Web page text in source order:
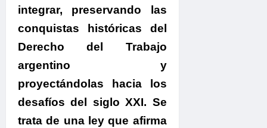
integrar, preservando las
conquistas históricas del
Derecho del Trabajo
argentino y
proyectándolas hacia los
desafíos del siglo XXI. Se
trata de una ley que afirma